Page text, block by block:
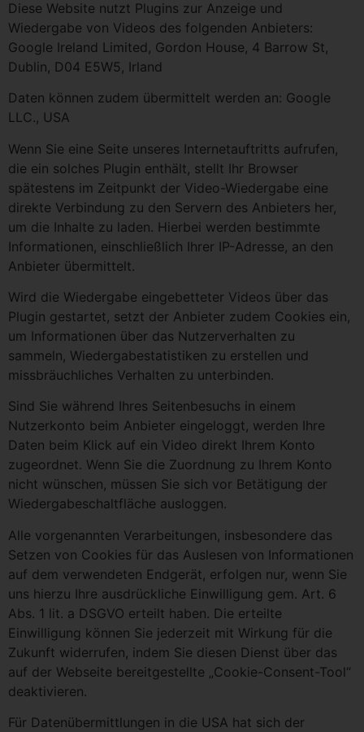
Diese Website nutzt Plugins zur Anzeige und
Wiedergabe von Videos des folgenden Anbieters:
Google Ireland Limited, Gordon House, 4 Barrow St,
Dublin, D04 E5W5, Irland
Daten können zudem übermittelt werden an: Google
LLC., USA
Wenn Sie eine Seite unseres Internetauftritts aufrufen,
die ein solches Plugin enthält, stellt Ihr Browser
spätestens im Zeitpunkt der Video-Wiedergabe eine
direkte Verbindung zu den Servern des Anbieters her,
um die Inhalte zu laden. Hierbei werden bestimmte
Informationen, einschließlich Ihrer IP-Adresse, an den
Anbieter übermittelt.
Wird die Wiedergabe eingebetteter Videos über das
Plugin gestartet, setzt der Anbieter zudem Cookies ein,
um Informationen über das Nutzerverhalten zu
sammeln, Wiedergabestatistiken zu erstellen und
missbräuchliches Verhalten zu unterbinden.
Sind Sie während Ihres Seitenbesuchs in einem
Nutzerkonto beim Anbieter eingeloggt, werden Ihre
Daten beim Klick auf ein Video direkt Ihrem Konto
zugeordnet. Wenn Sie die Zuordnung zu Ihrem Konto
nicht wünschen, müssen Sie sich vor Betätigung der
Wiedergabeschaltfläche ausloggen.
Alle vorgenannten Verarbeitungen, insbesondere das
Setzen von Cookies für das Auslesen von Informationen
auf dem verwendeten Endgerät, erfolgen nur, wenn Sie
uns hierzu Ihre ausdrückliche Einwilligung gem. Art. 6
Abs. 1 lit. a DSGVO erteilt haben. Die erteilte
Einwilligung können Sie jederzeit mit Wirkung für die
Zukunft widerrufen, indem Sie diesen Dienst über das
auf der Webseite bereitgestellte „Cookie-Consent-Tool“
deaktivieren.
Für Datenübermittlungen in die USA hat sich der